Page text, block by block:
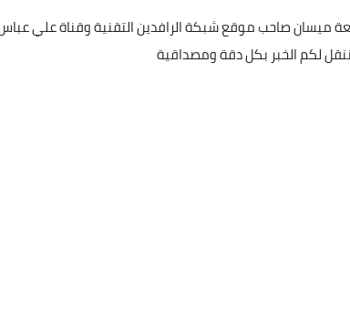
ميسان صاحب موقع شبكة الرافدين التقنية وقناة علي
لكم الخبر بكل دقة ومصداقية